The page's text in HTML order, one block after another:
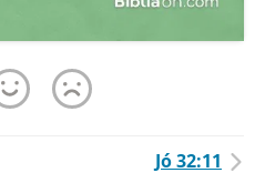
Jó 32:11